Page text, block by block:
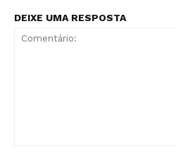
DEIXE UMA RESPOSTA